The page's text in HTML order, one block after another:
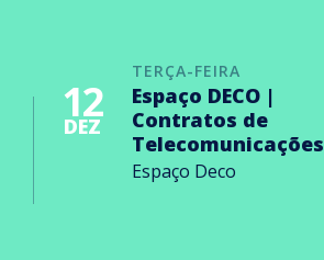
TERÇA-FEIRA
12
DEZ
Espaço DECO |
Contratos de
Telecomunicações
Espaço Deco